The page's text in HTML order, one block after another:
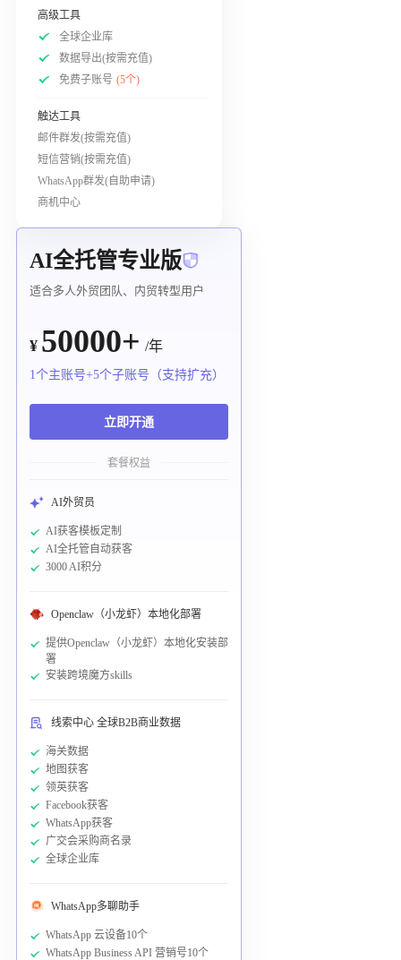
高级工具
全球企业库
数据导出(按需充值)
免费子账号 (5个)
触达工具
邮件群发(按需充值)
短信营销(按需充值)
WhatsApp群发(自助申请)
商机中心
AI全托管专业版
适合多人外贸团队、内贸转型用户
¥ 50000+ /年
1个主账号+5个子账号（支持扩充）
立即开通
套餐权益
AI外贸员
AI获客模板定制
AI全托管自动获客
3000 AI积分
Openclaw（小龙虾）本地化部署
提供Openclaw（小龙虾）本地化安装部
署
安装跨境魔方skills
线索中心 全球B2B商业数据
海关数据
地图获客
领英获客
Facebook获客
WhatsApp获客
广交会采购商名录
全球企业库
WhatsApp多聊助手
WhatsApp 云设备10个
WhatsApp Business API 营销号10个